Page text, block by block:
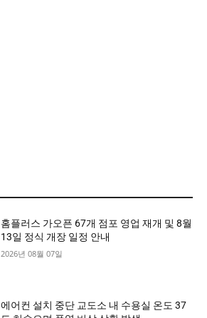
홈플러스 가오픈 67개 점포 영업 재개 및 8월
13일 정식 개장 일정 안내
2026년 08월 07일
에어컨 설치 중단 교도소 내 수용실 온도 37